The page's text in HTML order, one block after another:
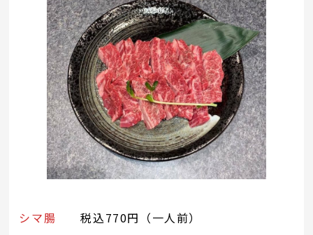
シマ腸 税込770円（一人前）